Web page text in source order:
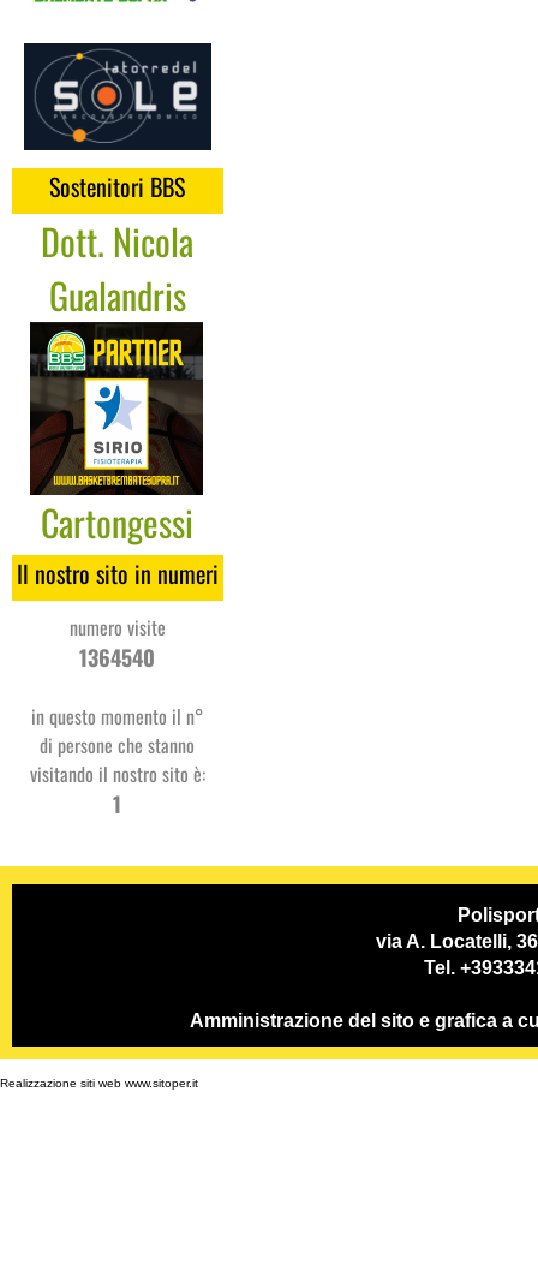
Sostenitori BBS
Dott. Nicola
Gualandris
Cartongessi
Coges
Studio
Dentistico
Il nostro sito in numeri
numero visite
1364540
in questo momento il n°
di persone che stanno
visitando il nostro sito è:
1
via A. Locatelli,
Tel.
Amministrazione del sito e grafica a
Realizzazione siti web www.sitoper.it